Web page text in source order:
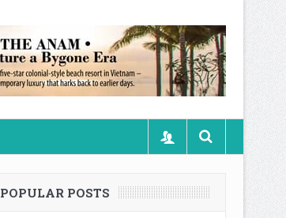
POPULAR POSTS